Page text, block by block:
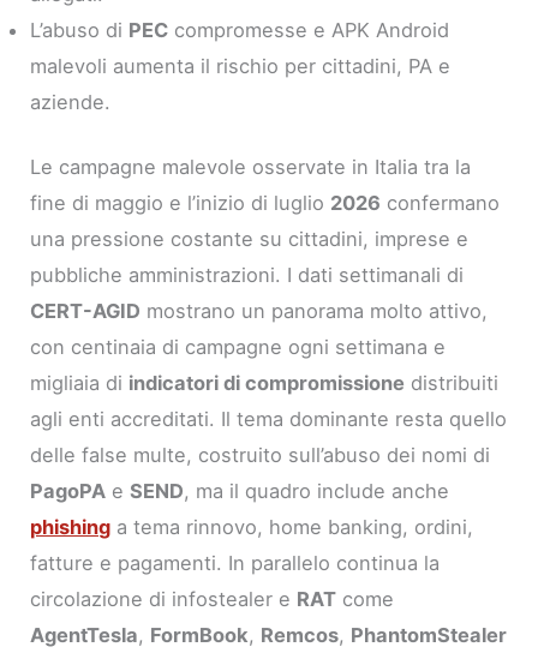
L’abuso di PEC compromesse e APK Android
malevoli aumenta il rischio per cittadini, PA e
aziende.
Le campagne malevole osservate in Italia tra la
fine di maggio e l’inizio di luglio 2026 confermano
una pressione costante su cittadini, imprese e
pubbliche amministrazioni. I dati settimanali di
CERT-AGID mostrano un panorama molto attivo,
con centinaia di campagne ogni settimana e
migliaia di indicatori di compromissione distribuiti
agli enti accreditati. Il tema dominante resta quello
delle false multe, costruito sull’abuso dei nomi di
PagoPA eSEND, ma il quadro include anche
phishing a tema rinnovo, home banking, ordini,
fatture e pagamenti. In parallelo continua la
circolazione di infostealer e RAT come
AgentTesla, FormBook, Remcos, PhantomStealer